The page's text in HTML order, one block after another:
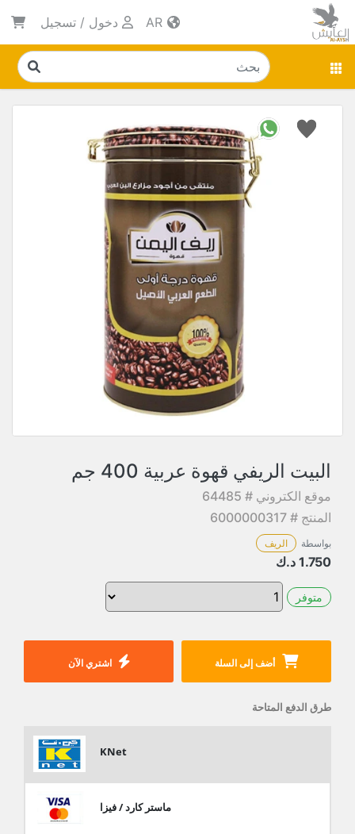
دخول / تسجيل
البيت الريفي قهوة عربية 400 جم
موقع الكتروني # 64485
المنتج # 6000000317
بواسطة الريف
1.750 د.ك
متوفر
أضف إلى السلة اشتري الآن
طرق الدفع المتاحة
KNet
ماستر كارد / فيزا